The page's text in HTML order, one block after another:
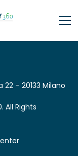
22 – 20133 Milano
All Rights